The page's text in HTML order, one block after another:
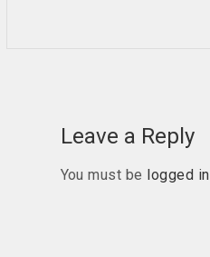
Leave a Reply
You must be logged in